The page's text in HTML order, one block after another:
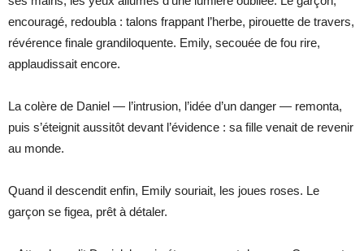
encouragé, redoubla : talons frappant l’herbe, pirouette de travers,
révérence finale grandiloquente. Emily, secouée de fou rire,
applaudissait encore.
La colère de Daniel — l’intrusion, l’idée d’un danger — remonta,
puis s’éteignit aussitôt devant l’évidence : sa fille venait de revenir
au monde.
Quand il descendit enfin, Emily souriait, les joues roses. Le
garçon se figea, prêt à détaler.